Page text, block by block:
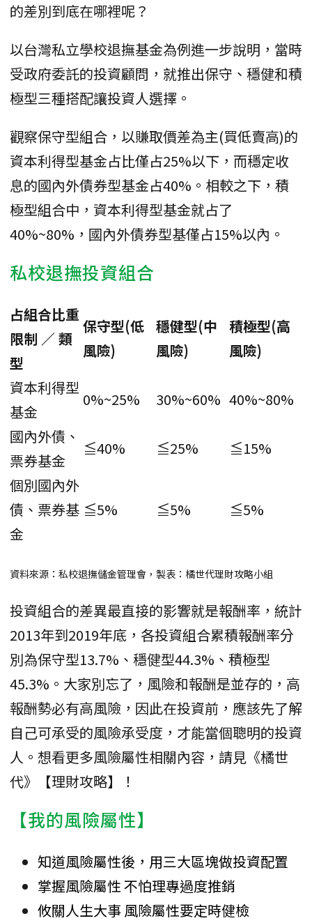
的差別到底在哪裡呢？
以台灣私立學校退撫基金為例進一步說明，當時
受政府委託的投資顧問，就推出保守、穩健和積
極型三種搭配讓投資人選擇。
觀察保守型組合，以賺取價差為主(買低賣高)的
資本利得型基金占比僅占25%以下，而穩定收
息的國內外債券型基金占40%。相較之下，積
極型組合中，資本利得型基金就占了
40%~80%，國內外債券型基僅占15%以內。
私校退撫投資組合
占組合比重
限制 ∕ 類
型
保守型(低
風險)
穩健型(中
風險)
積極型(高
風險)
資本利得型
基金
0%~25% 30%~60% 40%~80%
國內外債、
票券基金
≦40% ≦25%
≦15%
個別國內外
債、票券基
金
≦5% ≦5% ≦5%
資料來源：私校退撫儲金管理會，製表：橘世代理財攻略小組
投資組合的差異最直接的影響就是報酬率，統計
2013年到2019年底，各投資組合累積報酬率分
別為保守型13.7%、穩健型44.3%、積極型
45.3%。大家別忘了，風險和報酬是並存的，高
報酬勢必有高風險，因此在投資前，應該先了解
自己可承受的風險承受度，才能當個聰明的投資
人。想看更多風險屬性相關內容，請見《橘世
代》【理財攻略】！
【我的風險屬性】
知道風險屬性後，用三大區塊做投資配置
掌握風險屬性 不怕理專過度推銷
攸關人生大事 風險屬性要定時健檢